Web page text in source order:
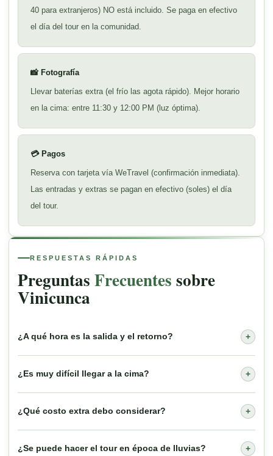
40 para extranjeros) NO está incluido. Se paga en efectivo
el día del tour en la comunidad.
📸 Fotografía
Llevar baterías extra (el frío las agota rápido). Mejor horario
en la cima: entre 11:30 y 12:00 PM (luz óptima).
💳 Pagos
Reserva con tarjeta vía WeTravel (confirmación inmediata).
Las entradas y extras se pagan en efectivo (soles) el día
del tour.
RESPUESTAS RÁPIDAS
Preguntas Frecuentes sobre
Vinicunca
¿A qué hora es la salida y el retorno? +
¿Es muy difícil llegar a la cima? +
¿Qué costo extra debo considerar? +
¿Se puede hacer el tour en época de lluvias? +